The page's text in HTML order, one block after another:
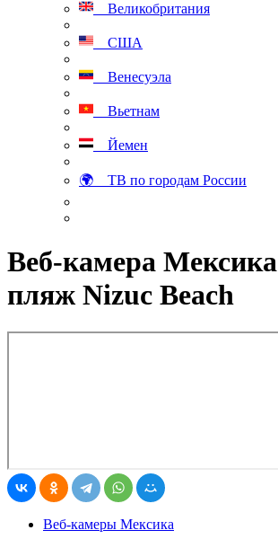
Великобритания
США
Венесуэла
Вьетнам
Йемен
🌍 ТВ по городам России
Веб-камера
пляж Nizuc Beach
Веб-камеры Мексика